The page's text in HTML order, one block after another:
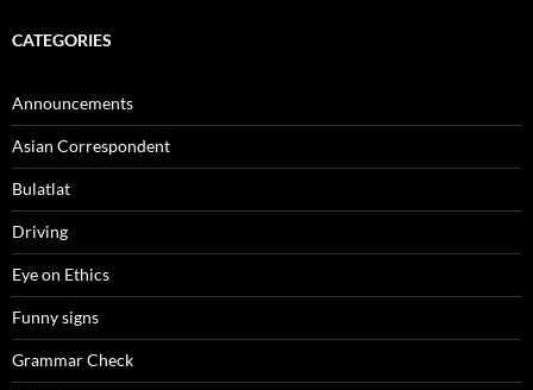
CATEGORIES
Announcements
Asian Correspondent
Bulatlat
Driving
Eye on Ethics
Funny signs
Grammar Check